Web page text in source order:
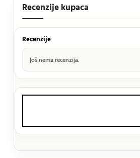
Recenzije kupaca
Recenzije
Još nema recenzija.